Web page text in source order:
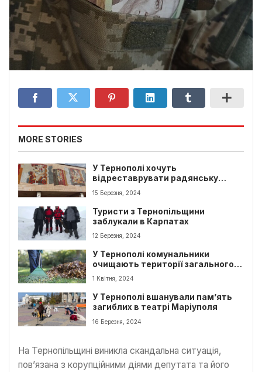
MORE STORIES
У Тернополі хочуть
відреставрувати радянську
мозаїку
15 Березня, 2024
Туристи з Тернопільщини
заблукали в Карпатах
12 Березня, 2024
У Тернополі комунальники
очищають території загального
користування
1 Квітня, 2024
У Тернополі вшанували пам’ять
загиблих в театрі Маріуполя
16 Березня, 2024
На Тернопільщині виникла скандальна ситуація,
пов’язана з корупційними діями депутата та його